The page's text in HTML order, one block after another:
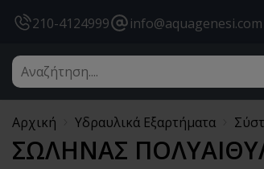
210-4124999 info@aquagenesi.com
Αρχική Υδραυλικά Εξαρτήματα
ΣΩΛΗΝΑΣ